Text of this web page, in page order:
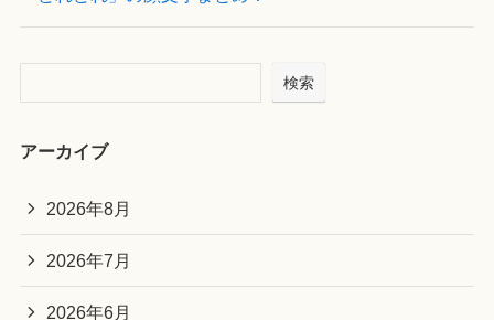
検索
アーカイブ
2026年8月
2026年7月
2026年6月